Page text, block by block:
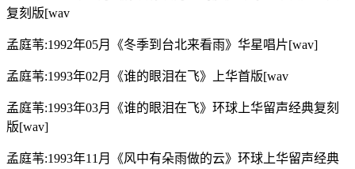
复刻版[wav
孟庭苇:1992年05月《冬季到台北来看雨》华星唱片[wav]
孟庭苇:1993年02月《谁的眼泪在飞》上华首版[wav
孟庭苇:1993年03月《谁的眼泪在飞》环球上华留声经典复刻
版[wav]
孟庭苇:1993年11月《风中有朵雨做的云》环球上华留声经典